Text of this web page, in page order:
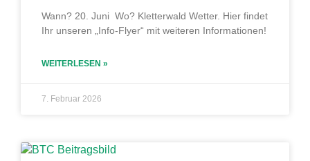
Wann? 20. Juni Wo? Kletterwald Wetter. Hier findet
Ihr unseren „Info-Flyer“ mit weiteren Informationen!
WEITERLESEN »
7. Februar 2026